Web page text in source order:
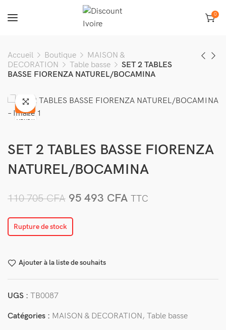
0
Accueil Boutique
MAISON &
DECORATION
Table basse
SET 2 TABLES
BASSE FIORENZA NATUREL/BOCAMINA
VENDU
SET 2 TABLES BASSE FIORENZA
NATUREL/BOCAMINA
110 705CFA 95 493 CFA TTC
Rupture de stock
Ajouter à la liste de souhaits
UGS : TB0087
Catégories : MAISON & DECORATION, Table basse